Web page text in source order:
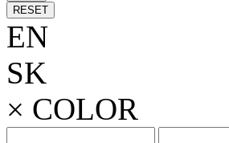
RESET
EN
SK
× COLOR